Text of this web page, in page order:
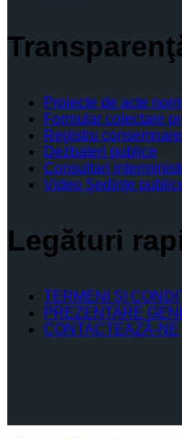
Proiecte de acte
Formular colectare
Registru
Dezbateri publice
Consultari
Video Şedinţe
Legături
TERMENI ŞI
PREZENTARE
CONTACTEAZĂ-NE